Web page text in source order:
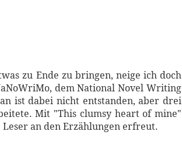
zu Ende zu bringen, neige ich doch
dem National Novel Writing
ist dabei nicht entstanden, aber drei
Mit "This clumsy heart of mine"
an den Erzählungen erfreut.